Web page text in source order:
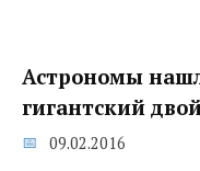
Астрономы
гигантский
09.02.2016